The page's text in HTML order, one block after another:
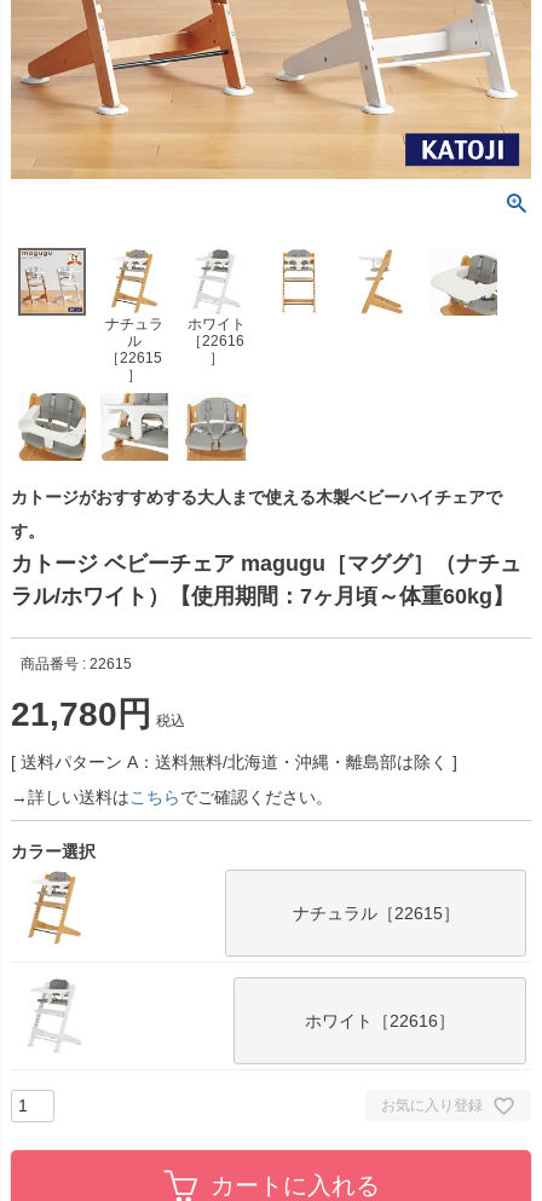
ナチュラ
ル
［22615
］
ホワイト
［22616
］
カトージがおすすめする大人まで使える木製ベビーハイチェアで
す。
カトージ ベビーチェア magugu［マググ］（ナチュ
ラル/ホワイト）【使用期間：7ヶ月頃～体重60kg】
商品番号 22615
21,780 税込
送料パターン A：送料無料/北海道・沖縄・離島部は除く
→詳しい送料はこちらでご確認ください。
カラー選択
ナチュラル［22615］
ホワイト［22616］
お気に入り登録
カートに入れる